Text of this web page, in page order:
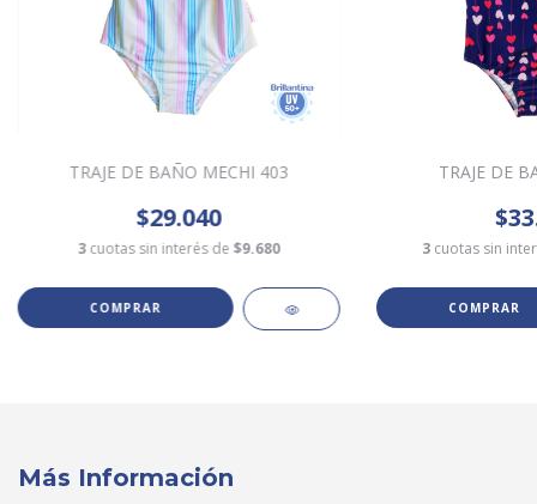
TRAJE DE BAÑO MECHI 403
$29.040
3cuotas sin interés de $9.680
COMPRAR
TRAJE DE
3 cuotas sin
COMPRAR
Más Información